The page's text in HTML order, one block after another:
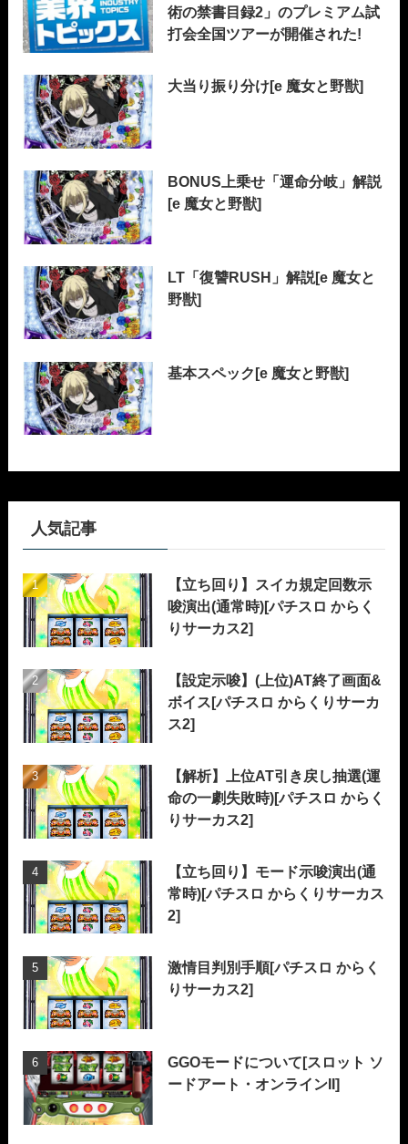
術の禁書目録2」のプレミアム試
打会全国ツアーが開催された!
大当り振り分け[e 魔女と野獣]
BONUS上乗せ「運命分岐」解説
[e 魔女と野獣]
LT「復讐RUSH」解説[e 魔女と
野獣]
基本スペック[e 魔女と野獣]
人気記事
【立ち回り】スイカ規定回数示
唆演出(通常時)[パチスロ からく
りサーカス2]
【設定示唆】(上位)AT終了画面&
ボイス[パチスロ からくりサーカ
ス2]
【解析】上位AT引き戻し抽選(運
命の一劇失敗時)[パチスロ からく
りサーカス2]
【立ち回り】モード示唆演出(通
常時)[パチスロ からくりサーカス
2]
激情目判別手順[パチスロ からく
りサーカス2]
GGOモードについて[スロット ソ
ードアート・オンラインII]